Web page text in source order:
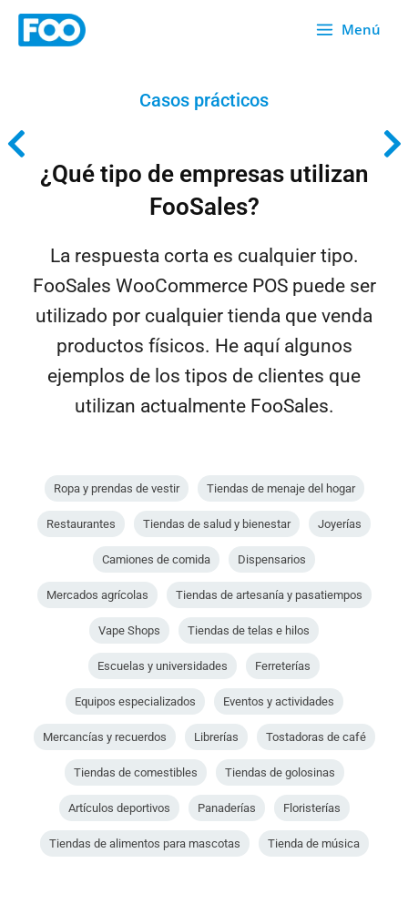
Menú
Casos prácticos
¿Qué tipo de empresas utilizan
FooSales?
La respuesta corta es cualquier tipo.
FooSales WooCommerce POS puede ser
utilizado por cualquier tienda que venda
productos físicos. He aquí algunos
ejemplos de los tipos de clientes que
utilizan actualmente FooSales.
Ropa y prendas de vestir Tiendas de menaje del hogar
Restaurantes Tiendas de salud y bienestar Joyerías
Camiones de comida Dispensarios
Mercados agrícolas Tiendas de artesanía y pasatiempos
Vape Shops Tiendas de telas e hilos
Escuelas y universidades Ferreterías
Equipos especializados Eventos y actividades
Mercancías y recuerdos Librerías Tostadoras de café
Tiendas de comestibles Tiendas de golosinas
Artículos deportivos Panaderías Floristerías
Tiendas de alimentos para mascotas Tienda de música